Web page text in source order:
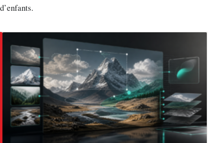
d’enfants.